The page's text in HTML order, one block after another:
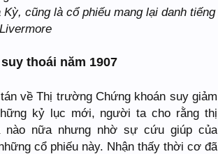
cũng là cổ phiếu mang lại danh tiếng
thoái năm 1907
về Thị trường Chứng khoán suy giảm
kỷ lục mới, người ta cho rằng thị
nữa nhưng nhờ sự cứu giúp của
cổ phiếu này. Nhận thấy thời cơ đã